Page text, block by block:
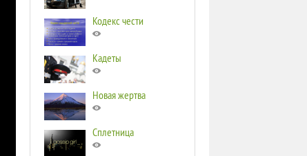
Кодекс чести
Кадеты
Новая жертва
Сплетница